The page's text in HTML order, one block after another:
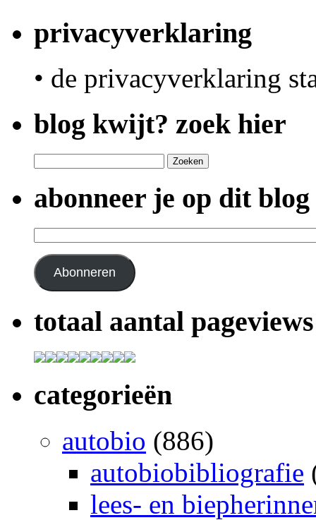
privacyverklaring
• de privacyverklaring
blog kwijt? zoek hier
naar:
abonneer je op dit
mailadres:
Abonneren
totaal aantal pageviews
categorieën
autobio (886)
autobiobibliografie
lees- en